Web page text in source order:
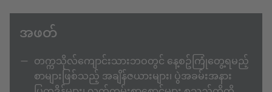
အဖတ်
တက္ကသိုလ်ကျောင်းသားဘဝတွင် နေ့စဥ်ကြုံတွေ့ရမည့်
စာများဖြစ်သည့် အချိန်ဇယားများ၊ ပွဲအခမ်းအနား